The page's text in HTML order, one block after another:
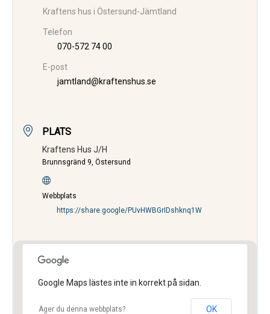
Kraftens hus i Östersund-Jämtland
Telefon
070-572 74 00
E-post
jamtland@kraftenshus.se
PLATS
Kraftens Hus J/H
Brunnsgränd 9, Östersund
Webbplats
https://share.google/PUvHWBGrIDshknq1W
Google Maps lästes inte in korrekt på sidan.
Äger du denna webbplats? OK